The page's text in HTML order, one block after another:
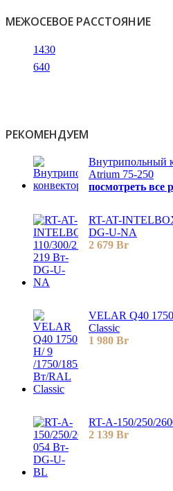
МЕЖОСЕВОЕ РАССТОЯНИЕ
1430
640
РЕКОМЕНДУЕМ
Внутрипольный
Atrium 75-250
посмотреть все
RT-AT-
DG-U-NA
2 679 Br
VELAR Q40
Classic
1 980 Br
RT-A-150/250/
2 139 Br